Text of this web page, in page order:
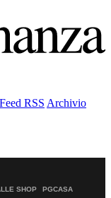
Feed RSS Archivio
SHOP
PGCASA